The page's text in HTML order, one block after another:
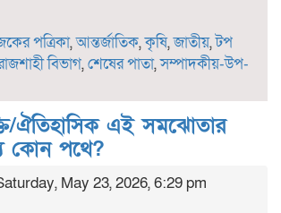
পত্রিকা,আন্তর্জাতিক,কৃষি,জাতীয়,টপ
বিভাগ,শেষের পাতা,সম্পাদকীয়-উপ-
ঐতিহাসিক এই সমঝোতার
কোন পথে?
May 23, 2026, 6:29 pm